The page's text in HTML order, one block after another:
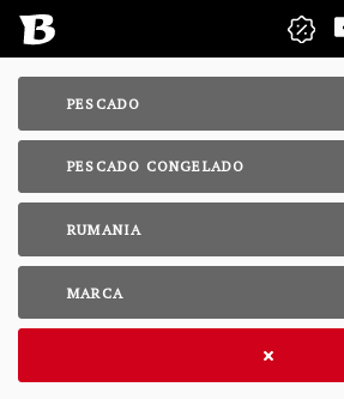
PESCADO
PESCADO CONGELADO
RUMANIA
MARCA